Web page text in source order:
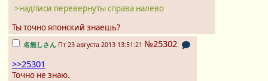
>надписи перевернуты справа налево
Ты точно японский знаешь?
名無しさん Пт 23 августа 2013 13:51:21 №25302
>>25301
Точно не знаю.